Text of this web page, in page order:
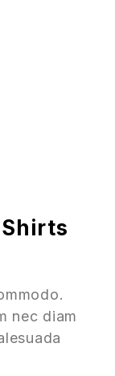
nec diam